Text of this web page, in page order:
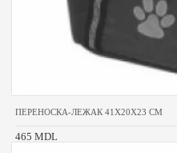
ПЕРЕНОСКА-ЛЕЖАК 41Х20Х23 CM
465 MDL